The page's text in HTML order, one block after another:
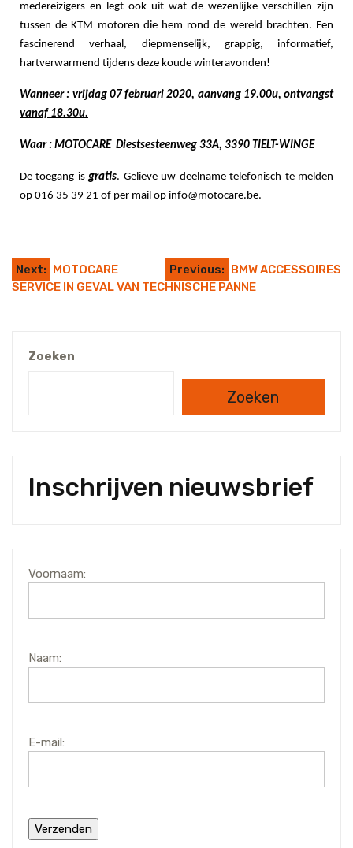
medereizigers en legt ook uit wat de wezenlijke verschillen zijn
tussen de KTM motoren die hem rond de wereld brachten. Een
fascinerend verhaal, diepmenselijk, grappig, informatief,
hartverwarmend tijdens deze koude winteravonden!
Wanneer : vrijdag 07 februari 2020, aanvang 19.00u, ontvangst
vanaf 18.30u.
Waar : MOTOCARE Diestsesteenweg 33A, 3390 TIELT-WINGE
De toegang isgratis. Gelieve uw deelname telefonisch te melden
op 016 35 39 21 of per mail op info@motocare.be.
Previous: BMW ACCESSOIRES
Next: MOTOCARE
SERVICE IN GEVAL VAN TECHNISCHE PANNE
Zoeken
Zoeken
Inschrijven nieuwsbrief
Voornaam:
Naam:
E-mail: